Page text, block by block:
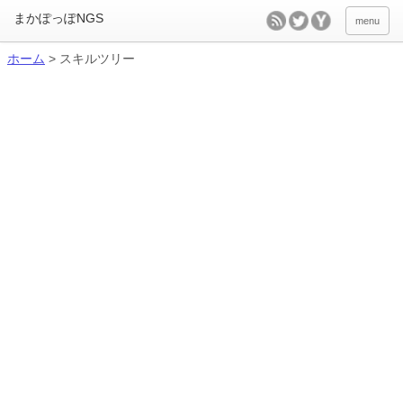
menu
ホーム > スキルツリー